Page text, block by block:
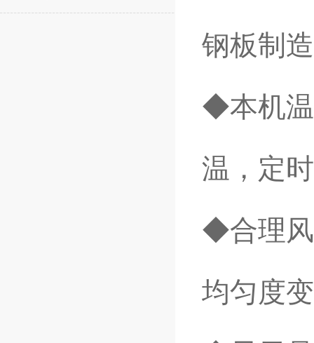
钢板制
◆本机温
温，定
◆合理风
均匀度